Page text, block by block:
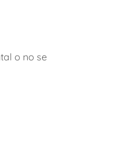
o no se